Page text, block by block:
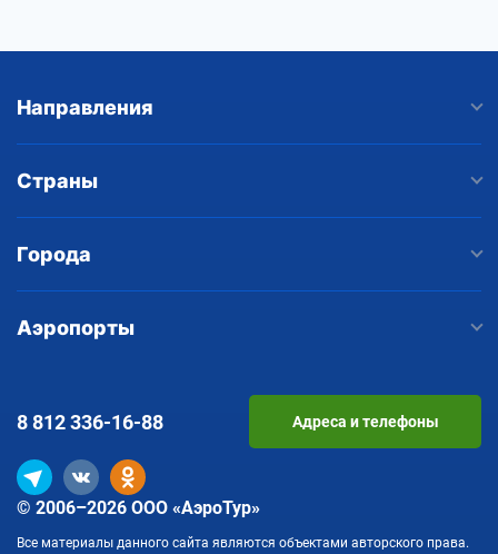
Направления
Страны
Города
Аэропорты
© 2006–2026 ООО «АэроТур»
Все материалы данного сайта являются объектами авторского права.
8 812336-16-88 Адреса и телефоны